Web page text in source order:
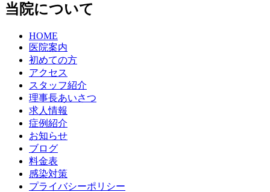
当院について
HOME
医院案内
初めての方
アクセス
スタッフ紹介
理事長あいさつ
求人情報
症例紹介
お知らせ
ブログ
料金表
感染対策
プライバシーポリシー